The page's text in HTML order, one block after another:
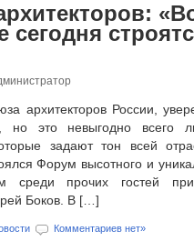
архитекторов России,
но это невыгодно всего
задают тон всей
Форум высотного и
прочих гостей
Боков. В […]
Комментариев нет»